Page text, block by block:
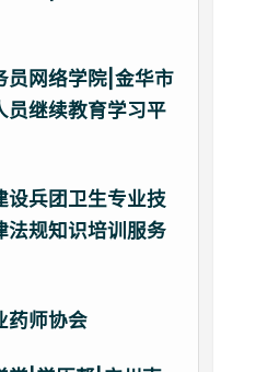
员网络学院|金华市
员继续教育学习平
设兵团卫生专业技
法规知识培训服务
药师协会